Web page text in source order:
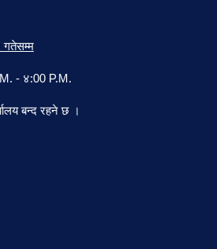
गतेसम्म
- ४:00 P.M.
बन्द रहने छ ।